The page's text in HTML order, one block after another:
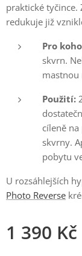
praktické tyčince.
redukuje již
Pro
skvrn.
mastnou
Použití:
cíleně
skvrny.
pobytu
U rozsáhlejších
Photo Reverse
1 390 Kč